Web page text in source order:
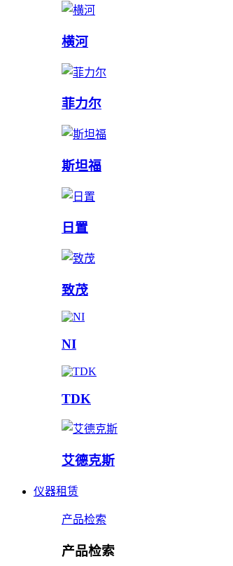
横河
菲力尔
斯坦福
日置
致茂
NI
TDK
艾德克斯
仪器租赁
产品检索
产品检索